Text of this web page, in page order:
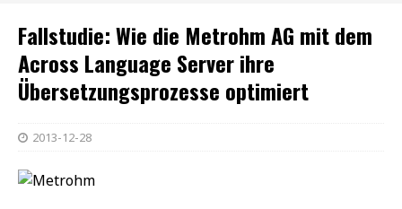
Fallstudie: Wie die Metrohm AG mit dem
Across Language Server ihre
Übersetzungsprozesse optimiert
2013-12-28